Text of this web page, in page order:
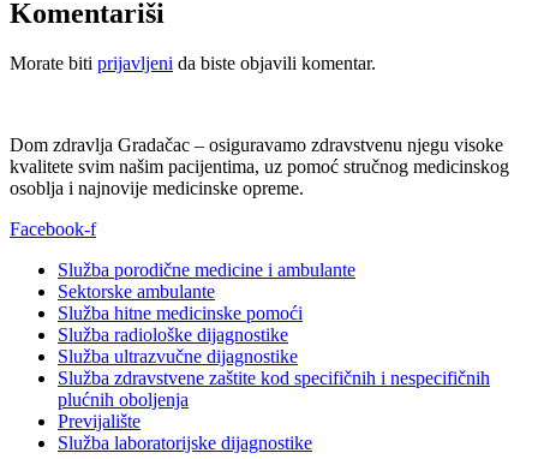
Komentariši
Morate biti prijavljeni da biste objavili komentar.
Dom zdravlja Gradačac – osiguravamo zdravstvenu njegu visoke
kvalitete svim našim pacijentima, uz pomoć stručnog medicinskog
osoblja i najnovije medicinske opreme.
Facebook-f
Služba porodične medicine i ambulante
Sektorske ambulante
Služba hitne medicinske pomoći
Služba radiološke dijagnostike
Služba ultrazvučne dijagnostike
Služba zdravstvene zaštite kod specifičnih i nespecifičnih
plućnih oboljenja
Previjalište
Služba laboratorijske dijagnostike